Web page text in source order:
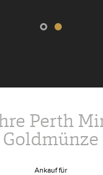
Perth
Goldmünze
Ankauf für